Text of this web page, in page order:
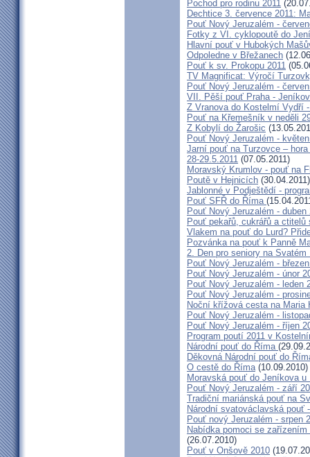
Pochod pro rodinu 2011
Dechtice 3. července 2011:
Pouť Nový Jeruzalém -
Fotky z VI. cyklopoutě do
Hlavní pouť v Hubokých
Odpoledne v Břežanech
Pouť k sv. Prokopu 2011
TV Magnificat: Výročí
Pouť Nový Jeruzalém -
VII. Pěší pouť Praha -
Z Vranova do Kostelmí Vydří
Pouť na Křemešník v neděli
Z Kobylí do Žarošic
Pouť Nový Jeruzalém -
Jarní pouť na Turzovce –
28-29.5.2011 (07.05.2011)
Moravský Krumlov - pouť na
Poutě v Hejnicích (30.04.2011)
Jablonné v Podještědí -
Pouť SFŘ do Říma
Pouť Nový Jeruzalém - duben
Pouť pekařů, cukrářů a ctitelů
Vlakem na pouť do Lurd?
Pozvánka na pouť k Panně
2. Den pro seniory na
Pouť Nový Jeruzalém -
Pouť Nový Jeruzalém - únor
Pouť Nový Jeruzalém - leden
Pouť Nový Jeruzalém -
Noční křížová cesta na Maria
Pouť Nový Jeruzalém -
Pouť Nový Jeruzalém - říjen
Program poutí 2011 v
Národní pouť do Říma
Děkovná Národní pouť do
O cestě do Říma(10.09.2010)
Moravská pouť do Jeníkova u
Pouť Nový Jeruzalém - září
Tradiční mariánská pouť na
Národní svatováclavská pouť
Pouť nový Jeruzalém - srpen
Nabídka pomoci se
(26.07.2010)
Pouť v Onšově 2010